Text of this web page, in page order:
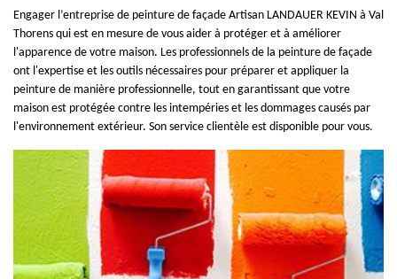
Engager l’entreprise de peinture de façade Artisan LANDAUER KEVIN à Val
Thorens qui est en mesure de vous aider à protéger et à améliorer
l'apparence de votre maison. Les professionnels de la peinture de façade
ont l'expertise et les outils nécessaires pour préparer et appliquer la
peinture de manière professionnelle, tout en garantissant que votre
maison est protégée contre les intempéries et les dommages causés par
l'environnement extérieur. Son service clientèle est disponible pour vous.